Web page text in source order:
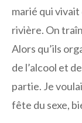
marié qui vivait
rivière. On
Alors qu’ils
de l’alcool et
partie. Je
fête du sexe,